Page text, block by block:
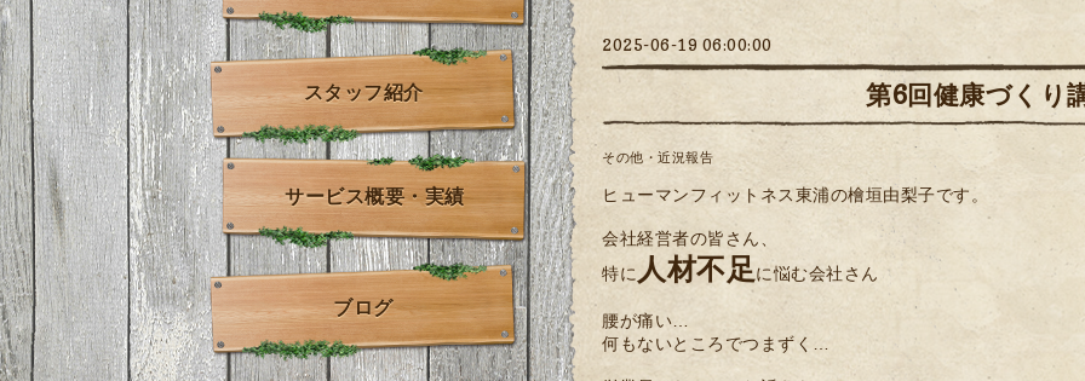
2025-06-19 06:00:00
第6回健康づくり
その他・近況報告
ヒューマンフィットネス東浦の檜垣由梨子です。
会社経営者の皆さん、
特に 人材不足に悩む会社さん
腰が痛い…
何もないところでつまずく…
スタッフ紹介
サービス概要・実績
ブログ